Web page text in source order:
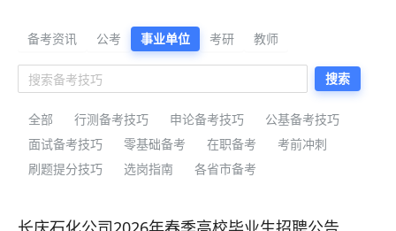
公考备考资料与公告解读
备考资讯 公考 事业单位 考研 教师
搜索
全部 行测备考技巧 申论备考技巧
公基备考技巧
面试备考技巧
零基础备考 在职备考
考前冲刺
刷题提分技巧
选岗指南 各省市备考
最新公考备考资料